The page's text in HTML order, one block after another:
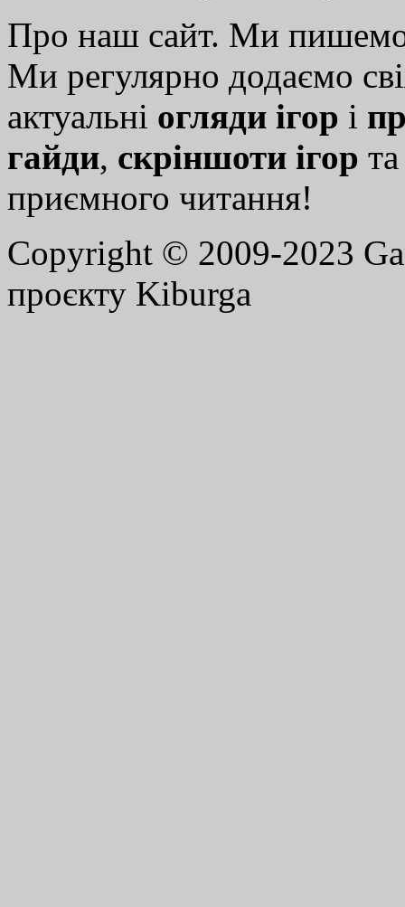
Про наш сайт. Ми
Ми регулярно додаємо
актуальні огляди ігор і
гайди, скріншоти ігор
приємного читання!
Copyright © 2009-2023
проєкту Kiburga